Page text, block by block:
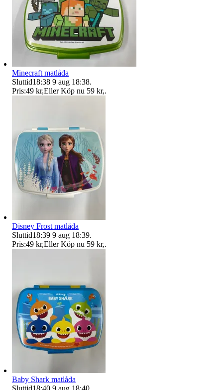
Minecraft matlåda
Sluttid18:38 9 aug 18:38.
Pris:49 kr,Eller Köp nu 59 kr,.
Disney Frost matlåda
Sluttid18:39 9 aug 18:39.
Pris:49 kr,Eller Köp nu 59 kr,.
Baby Shark matlåda
Sluttid18:40 9 aug 18:40